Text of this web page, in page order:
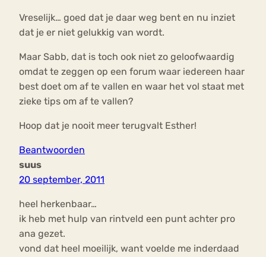
Vreselijk… goed dat je daar weg bent en nu inziet
dat je er niet gelukkig van wordt.
Maar Sabb, dat is toch ook niet zo geloofwaardig
omdat te zeggen op een forum waar iedereen haar
best doet om af te vallen en waar het vol staat met
zieke tips om af te vallen?
Hoop dat je nooit meer terugvalt Esther!
Beantwoorden
suus
20 september, 2011
heel herkenbaar…
ik heb met hulp van rintveld een punt achter pro
ana gezet.
vond dat heel moeilijk, want voelde me inderdaad